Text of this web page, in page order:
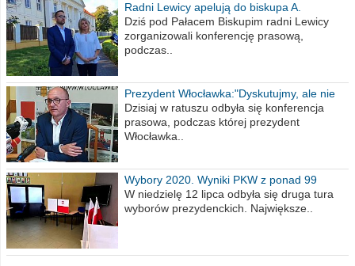
Radni Lewicy apelują do biskupa A.
Wiesława Meringa
Dziś pod Pałacem Biskupim radni Lewicy
zorganizowali konferencję prasową,
podczas..
Prezydent Włocławka:"Dyskutujmy, ale nie
obrażajmy się”
Dzisiaj w ratuszu odbyła się konferencja
prasowa, podczas której prezydent
Włocławka..
Wybory 2020. Wyniki PKW z ponad 99
procent obwodów
W niedzielę 12 lipca odbyła się druga tura
wyborów prezydenckich. Największe..